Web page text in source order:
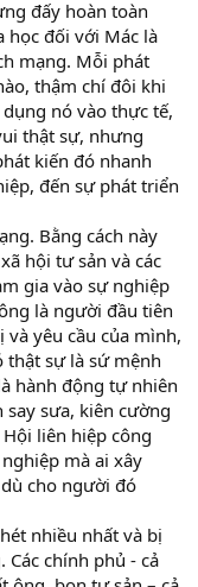
đấy hoàn toàn
học đối với Mác là
mạng. Mỗi phát
thậm chí đôi khi
nó vào thực tế,
thật sự, nhưng
kiến đó nhanh
đến sự phát triển
Bằng cách này
hội tư sản và các
gia vào sự nghiệp
là người đầu tiên
yêu cầu của mình,
thật sự là sứ mệnh
hành động tự nhiên
say sưa, kiên cường
liên hiệp công
mà ai xây
cho người đó
nhiều nhất và bị
chính phủ - cả